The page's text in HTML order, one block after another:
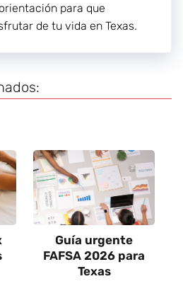
para que
de tu vida en Texas.
Guía urgente
FAFSA 2026 para
Texas